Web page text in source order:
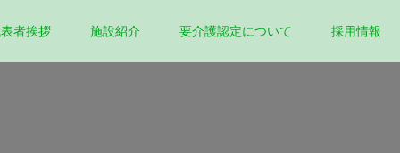
者挨拶 施設紹介 要介護認定について 採用情報